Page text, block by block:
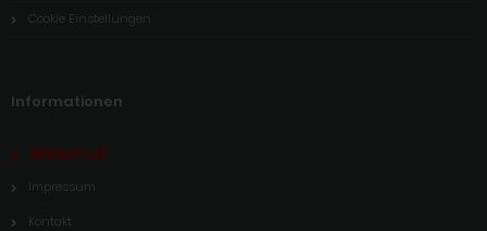
Cookie Einstellungen
Informationen
Widerruf
Impressum
Kontakt